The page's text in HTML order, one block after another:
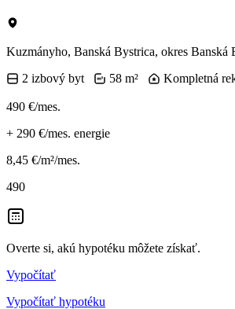
Kuzmányho, Banská Bystrica, okres Banská
2 izbový byt
58 m² Kompletná
490 €/mes.
+ 290 €/mes. energie
8,45 €/m²/mes.
490
Overte si, akú hypotéku môžete získať.
Vypočítať
Vypočítať hypotéku